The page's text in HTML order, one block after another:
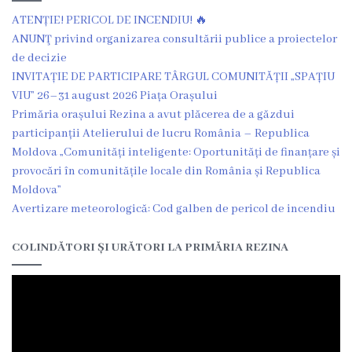
Î.M
,,Servicii
Comunal
-
Locative”
or.Rezina.
Î.M
ATENȚIE! PERICOL DE INCENDIU! 🔥
ANUNŢ privind organizarea consultării publice a proiectelor
de decizie
INVITAȚIE DE PARTICIPARE TÂRGUL COMUNITĂȚII „SPAȚIU
VIU” 26–31 august 2026 Piața Orașului
Primăria orașului Rezina a avut plăcerea de a găzdui
participanții Atelierului de lucru România – Republica
Moldova „Comunități inteligente: Oportunități de finanțare și
provocări în comunitățile locale din România și Republica
Moldova”
Avertizare meteorologică: Cod galben de pericol de incendiu
COLINDĂTORI ȘI URĂTORI LA PRIMĂRIA REZINA